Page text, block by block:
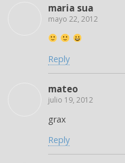
maria sua
mayo 22, 2012
Reply
mateo
julio 19, 2012
grax
Reply